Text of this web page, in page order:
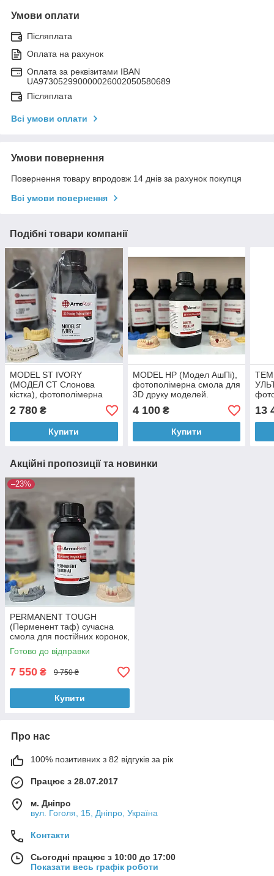
Умови оплати
Післяплата
Оплата на рахунок
Оплата за реквізитами IBAN
UA973052990000026002050580689
Післяплата
Всі умови оплати
Умови повернення
Повернення товару впродовж 14 днів за рахунок покупця
Всі умови повернення
Подібні товари компанії
MODEL ST IVORY
(МОДЕЛ СТ Слонова
кістка), фотополімерна
смола для 3D друку
стоматологічних моделей.
ArmaResin
2 780 ₴
Купити
MODEL HP (Модел АшПі),
фотополімерна смола для
3D друку моделей.
ArmaResin
4 100₴
Купити
3D
13
Акційні пропозиції та новинки
–23%
PERMANENT TOUGH
(Перменент таф) сучасна
смола для постійних коронок,
500г. ArmaResin (Арма Резін)
Готово до відправки
7 550 ₴ 9 750 ₴
Купити
Про нас
100% позитивних з 82 відгуків за рік
Працює з 28.07.2017
м. Дніпро
вул. Гоголя, 15, Дніпро, Україна
Контакти
Сьогодні працює з 10:00 до 17:00
Показати весь графік роботи